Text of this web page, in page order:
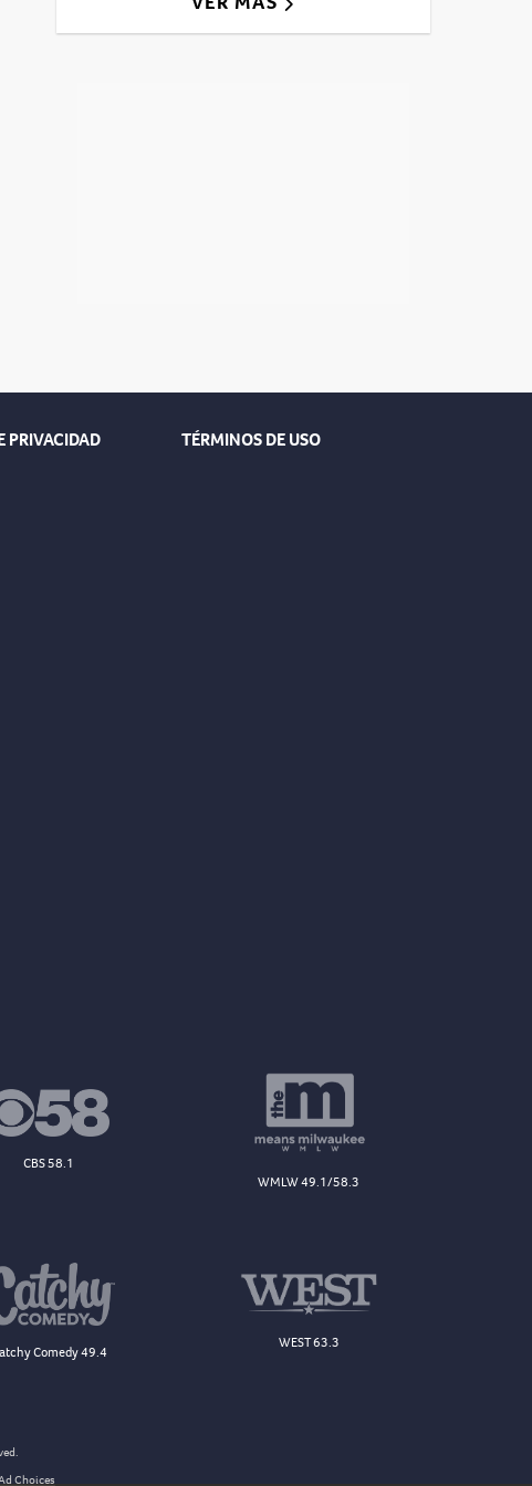
PRIVACIDAD
TÉRMINOS DE USO
CBS 58.1
WMLW 49.1/58.3
Comedy 49.4
WEST 63.3
Choices